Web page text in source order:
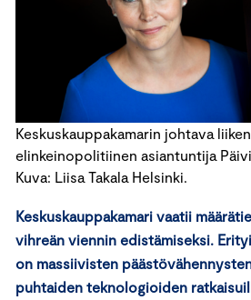
Keskuskauppakamarin johtava
elinkeinopolitiinen asiantuntija
Kuva: Liisa Takala Helsinki.
Keskuskauppakamari vaatii
vihreän viennin edistämiseksi.
on massiivisten
puhtaiden teknologioiden